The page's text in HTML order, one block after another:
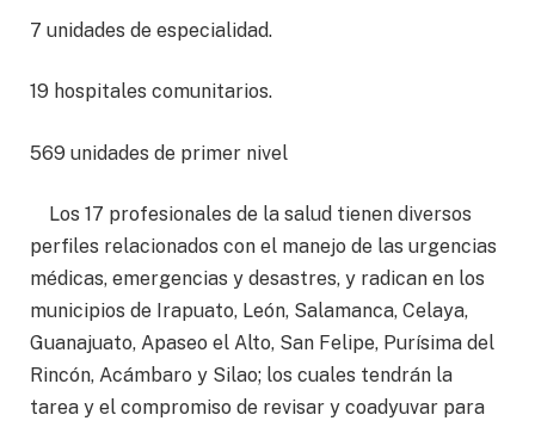
7 unidades de especialidad.
19 hospitales comunitarios.
569 unidades de primer nivel
Los 17 profesionales de la salud tienen diversos
perfiles relacionados con el manejo de las urgencias
médicas, emergencias y desastres, y radican en los
municipios de Irapuato, León, Salamanca, Celaya,
Guanajuato, Apaseo el Alto, San Felipe, Purísima del
Rincón, Acámbaro y Silao; los cuales tendrán la
tarea y el compromiso de revisar y coadyuvar para